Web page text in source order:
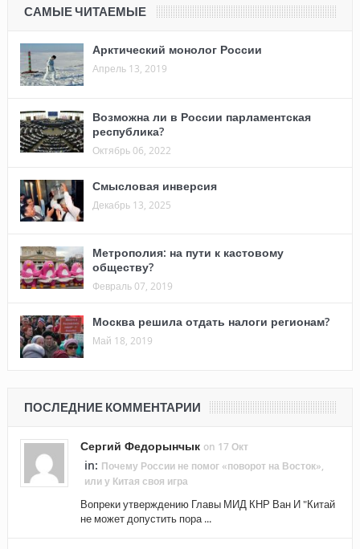
САМЫЕ ЧИТАЕМЫЕ
Арктический монолог России
Апрель 13, 2019
Возможна ли в России парламентская
республика?
Октябрь 06, 2022
Смысловая инверсия
Декабрь 13, 2025
Метрополия: на пути к кастовому
обществу?
Февраль 07, 2019
Москва решила отдать налоги регионам?
Май 18, 2019
ПОСЛЕДНИЕ КОММЕНТАРИИ
Сергий Федорынчык on 17 Окт
in: Почему России не помог «поворот на Восток»,
или у Китая своя игра
Вопреки утверждению Главы МИД КНР Ван И "Китай
не может допустить пора ...